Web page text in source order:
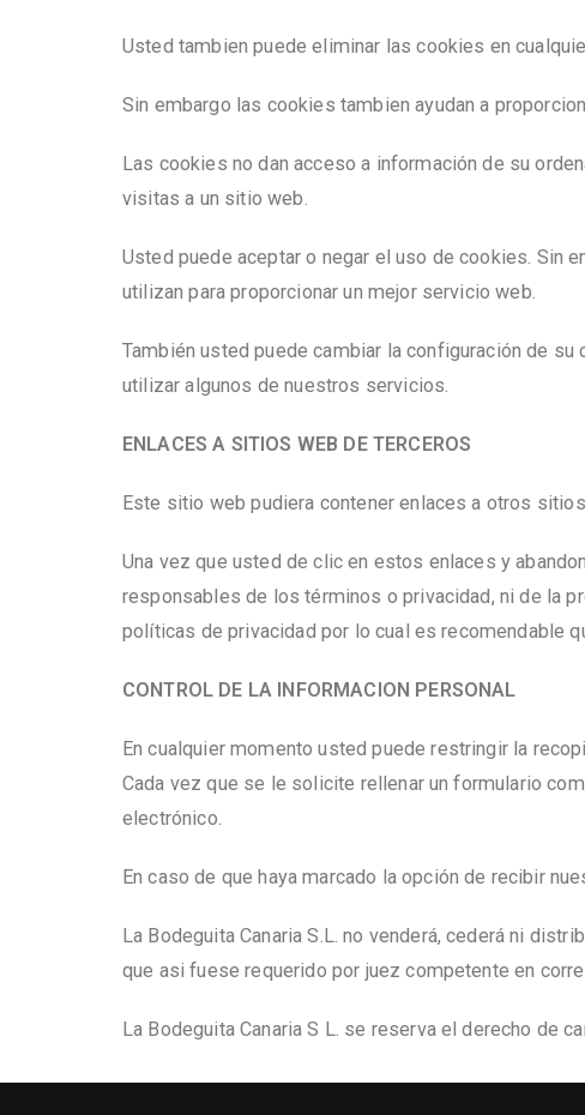
Usted tambien puede eliminar las cookies en
Sin embargo las cookies tambien ayudan a
Las cookies no dan acceso a información de su
visitas a un sitio web.
Usted puede aceptar o negar el uso de cookies. Sin
utilizan para proporcionar un mejor servicio web.
También usted puede cambiar la configuración de
utilizar algunos de nuestros servicios.
ENLACES A SITIOS WEB DE TERCEROS
Este sitio web pudiera contener enlaces a otros
Una vez que usted de clic en estos enlaces y
responsables de los términos o privacidad, ni de la
políticas de privacidad por lo cual es recomendable
CONTROL DE LA INFORMACION PERSONAL
En cualquier momento usted puede restringir la
Cada vez que se le solicite rellenar un formulario
electrónico.
En caso de que haya marcado la opción de recibir
La Bodeguita Canaria S.L. no venderá, cederá ni
que asi fuese requerido por juez competente en
La Bodeguita Canaria S L. se reserva el derecho de